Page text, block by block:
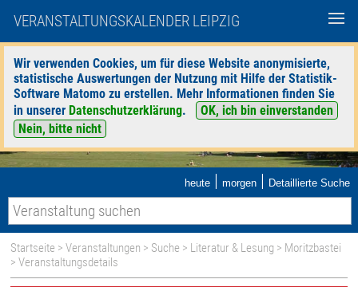
VERANSTALTUNGSKALENDER LEIPZIG
Wir verwenden Cookies, um für diese Website anonymisierte,
statistische Auswertungen der Nutzung mit Hilfe der Statistik-
Software Matomo zu erstellen. Mehr Informationen finden Sie
in unserer Datenschutzerklärung.
OK, ich bin einverstanden
Nein, bitte nicht
heute | morgen | Detaillierte Suche
Startseite >Veranstaltungen > Suche > Literatur & Lesung > Moritzbastei
> Veranstaltungsdetails